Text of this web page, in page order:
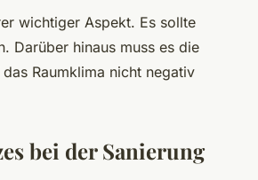
wichtiger Aspekt. Es sollte
Darüber hinaus muss es die
Raumklima nicht negativ
bei der Sanierung